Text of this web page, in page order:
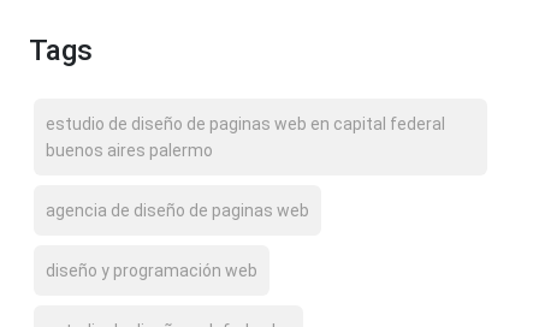
Tags
estudio de diseño de paginas web en capital federal
buenos aires palermo
agencia de diseño de paginas web
diseño y programación web